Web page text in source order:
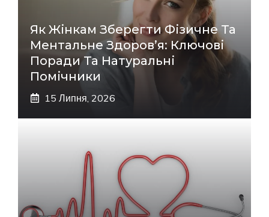
Як Жінкам Зберегти Фізичне Та
Ментальне Здоров’я: Ключові
Поради Та Натуральні
Помічники
15 Липня, 2026